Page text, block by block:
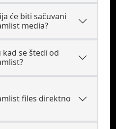
će biti sačuvani
media?
kad se štedi od
files direktno